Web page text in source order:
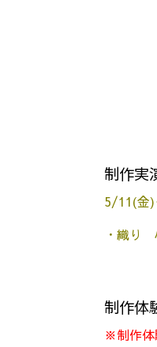
制作実
5/11(金
・織り
制作体
※制作体